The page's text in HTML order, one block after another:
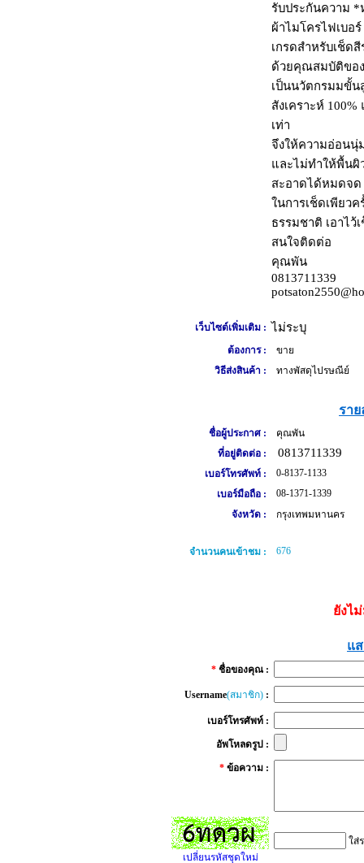
รับประกันความ
ผ้าไมโครไฟเบอ
เกรดสำหรับเช็ด
ด้วยคุณสมบัติของ
เป็นนวัตกรมมขั้น
สังเคราะห์
เท่า
จึงให้ความอ่อนนุ่
และไม่ทำให้พื้นผิ
สะอาดได้หมดจด
ในการเช็ดเพียว
ธรรมชาติ เอาไว้
สนใจติดต่อ
คุณพัน
0813711339
เว็บไซต์เพิ่มเติม : ไม่ระบุ
ต้องการ :
ขาย
วิธีส่งสินค้า :
ทางพัสดุไปรษณีย์
ราย
ชื่อผู้ประกาศ :
คุณพัน
ที่อยู่ติดต่อ :
0813711339
เบอร์โทรศัพท์ :
0-8137-1133
เบอร์มือถือ :
08-1371-1339
จังหวัด :
กรุงเทพมหานคร
จำนวนคนเข้าชม : 676
ยังไ
แ
* ชื่อของคุณ :
Username(สมาชิก) :
เบอร์โทรศัพท์ :
อัพโหลดรูป :
* ข้อความ :
เปลี่ยนรหัสชุดใหม่
ใส่